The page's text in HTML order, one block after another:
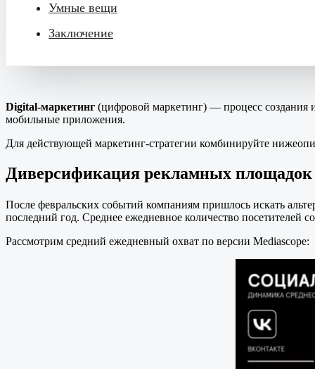
Умные вещи
Заключение
Digital-маркетинг (цифровой маркетинг) — процесс создания
мобильные приложения.
Для действующей маркетинг-стратегии комбинируйте
Диверсификация рекламных площадок
После февральских событий компаниям пришлось искать
последний год. Среднее ежедневное количество посетителей
Рассмотрим средний ежедневный охват по версии Mediascope: